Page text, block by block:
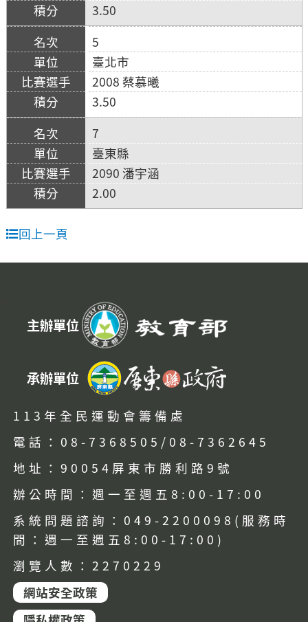
3.50
5
臺北市
2008 蔡慕曦
3.50
7
臺東縣
2090 潘宇涵
2.00
回上一頁
主辦單位
承辦單位
113年全民運動會籌備處
電話：08-7368505/08-7362645
地址：90054屏東市勝利路9號
辦公時間：週一至週五8:00-17:00
系統問題諮詢：049-2200098(服務時
間：週一至週五8:00-17:00)
瀏覽人數：2270229